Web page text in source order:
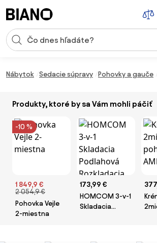
Vstup pre vyhľadávanie
Nábytok Sedacie súpravy Pohovky a gauče
Produkty, ktoré by sa Vám mohli páčiť
-10 %
1 849,9 €
2 054,9 €
Pohovka Vejle
2-miestna
173,99 €
HOMCOM 3-v-1
Skladacia